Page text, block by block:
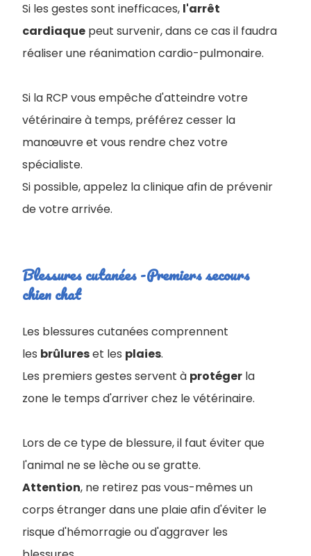
Si les gestes sont inefficaces, l'arrêt
cardiaque peut survenir, dans ce cas il faudra
réaliser une réanimation cardio-pulmonaire.
Si la RCP vous empêche d'atteindre votre
vétérinaire à temps, préférez cesser la
manœuvre et vous rendre chez votre
spécialiste.
Si possible, appelez la clinique afin de prévenir
de votre arrivée.
Blessures cutanées -Premiers secours
chien chat
Les blessures cutanées comprennent
les brûlureset les plaies.
Les premiers gestes servent à protéger la
zone le temps d'arriver chez le vétérinaire.
Lors de ce type de blessure, il faut éviter que
l'animal ne se lèche ou se gratte.
Attention, ne retirez pas vous-mêmes un
corps étranger dans une plaie afin d'éviter le
risque d'hémorragie ou d'aggraver les